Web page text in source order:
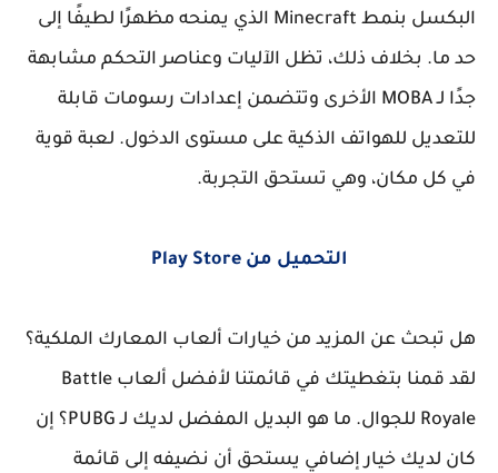
البكسل بنمط Minecraft الذي يمنحه مظهرًا لطيفًا إلى
حد ما. بخلاف ذلك، تظل الآليات وعناصر التحكم مشابهة
جدًا لـ MOBA الأخرى وتتضمن إعدادات رسومات قابلة
للتعديل للهواتف الذكية على مستوى الدخول. لعبة قوية
في كل مكان، وهي تستحق التجربة.
التحميل من Play Store
هل تبحث عن المزيد من خيارات ألعاب المعارك الملكية؟
لقد قمنا بتغطيتك في قائمتنا لأفضل ألعاب Battle
Royale للجوال. ما هو البديل المفضل لديك لـ PUBG؟ إن
كان لديك خيار إضافي يستحق أن نضيفه إلى قائمة